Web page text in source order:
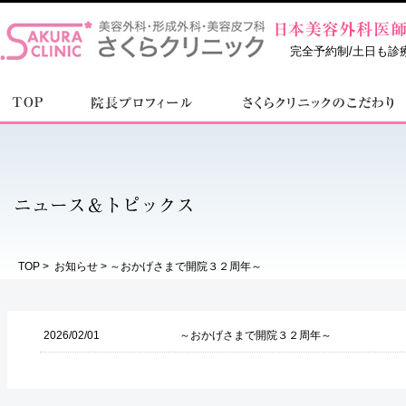
完全予約制/土日も診
TOP > お知らせ > ～おかげさまで開院３２周年～
2026/02/01 ～おかげさまで開院３２周年～